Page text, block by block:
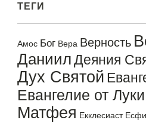
ТЕГИ
Амос Бог Вера Верность
ДаниилДеяния
Дух Святой
Евангелие от Луки
Матфея Екклесиаст